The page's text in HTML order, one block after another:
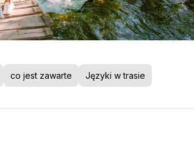
co jest zawarte Języki w trasie